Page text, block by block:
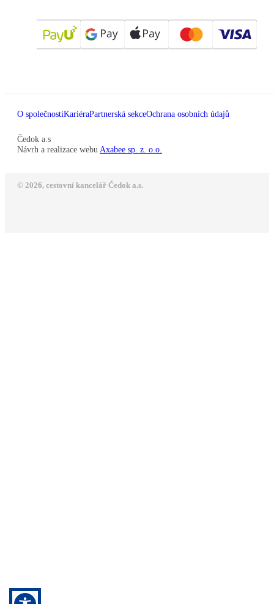
O společnostiKariéraPartnerská sekceOchrana osobních údajů
Čedok a.s
Návrh a realizace webu Axabee sp. z. o.o.
© 2026, cestovní kancelář Čedok a.s.